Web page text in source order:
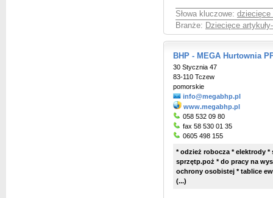
Słowa kluczowe: dziecięce
Branże: Dziecięce
BHP - MEGA Hurtownia
30 Stycznia 47
83-110 Tczew
pomorskie
info@megabhp.pl
www.megabhp.pl
058 532 09 80
fax 58 530 01 35
0605 498 155
* odzież robocza * elektrody *
sprzętp.poż * do pracy na
ochrony osobistej * tablice
(...)